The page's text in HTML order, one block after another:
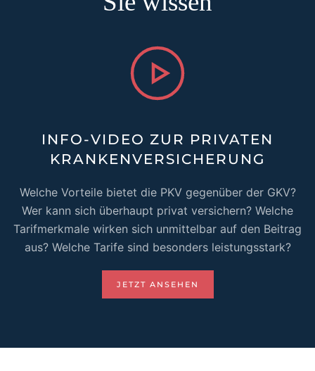
INFO-VIDEO ZUR PRIVATEN
KRANKENVERSICHERUNG
Welche Vorteile bietet die PKV gegenüber der GKV?
Wer kann sich überhaupt privat versichern? Welche
Tarifmerkmale wirken sich unmittelbar auf den Beitrag
aus? Welche Tarife sind besonders leistungsstark?
JETZT ANSEHEN